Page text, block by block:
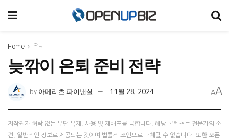
Home 은퇴
늦깎이 은퇴 준비 전략
by 아메리츠 파이낸셜 11월 28, 2024 AA
저작권자 허락 없는 무단 복제, 사용 및 재배포를 금합니다. 해당 콘텐츠는 전문가의 소
견, 일반적인 정보로 제공되는 것이며 법률적 조언으로 대체될 수 없습니다. 또한 오픈